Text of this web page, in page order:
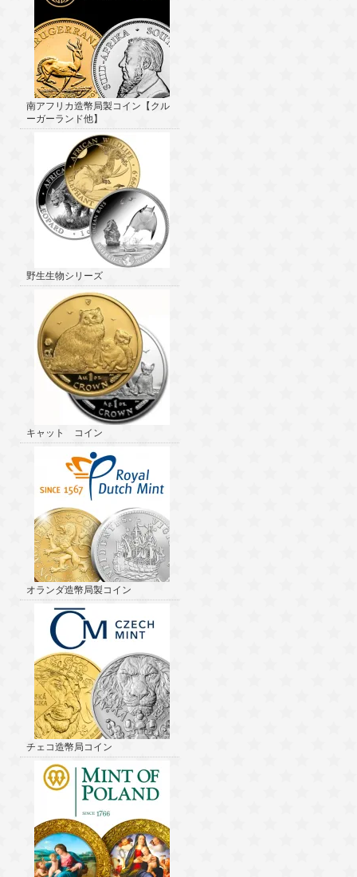
南アフリカ造幣局製コイン【クル
ーガーランド他】
野生生物シリーズ
キャット コイン
オランダ造幣局製コイン
チェコ造幣局コイン